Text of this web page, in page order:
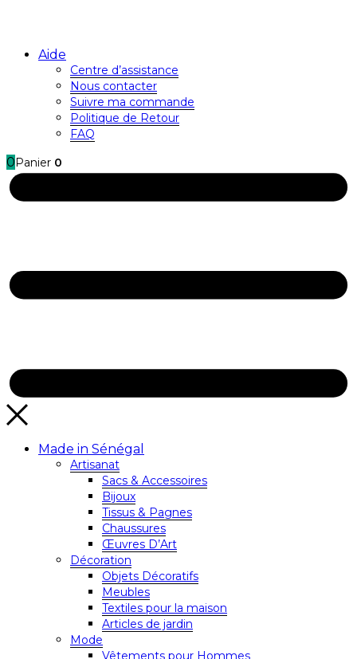
Aide
Centre d’assistance
Nous contacter
Suivre ma commande
Politique de Retour
FAQ
0 Panier 0
Made in Sénégal
Artisanat
Sacs & Accessoires
Bijoux
Tissus & Pagnes
Chaussures
Œuvres D’Art
Décoration
Objets Décoratifs
Meubles
Textiles pour la maison
Articles de jardin
Mode
Vêtements pour Hommes